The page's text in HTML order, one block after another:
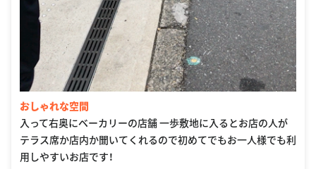
おしゃれな空間
入って右奥にベーカリーの店舗 一歩敷地に入るとお店の人が
テラス席か店内か聞いてくれるので初めてでもお一人様でも利
用しやすいお店です！